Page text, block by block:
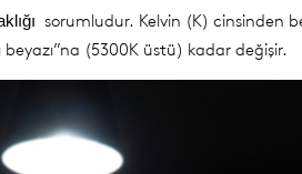
sorumludur. Kelvin (K) cinsinden
beyazı”na (5300K üstü) kadar değişir.